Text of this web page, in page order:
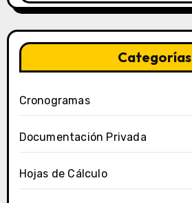
Categorías
Cronogramas
Documentación Privada
Hojas de Cálculo